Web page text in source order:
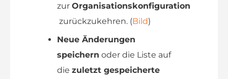
zur Organisationskonfiguration
zurückzukehren. (Bild)
Neue Änderungen
speichern oder die Liste auf
die zuletzt gespeicherte